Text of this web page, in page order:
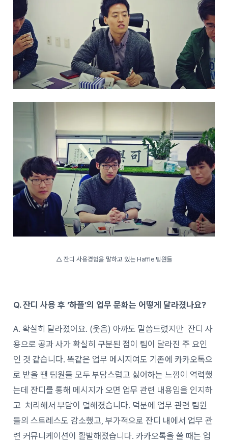
△ 잔디 사용경험을 말하고 있는 Haffle 팀원들
Q. 잔디 사용 후 ‘하플’의 업무 문화는 어떻게 달라졌나요?
A. 확실히 달라졌어요. (웃음) 아까도 말씀드렸지만 잔디 사
용으로 공과 사가 확실히 구분된 점이 팀이 달라진 주 요인
인 것 같습니다. 똑같은 업무 메시지여도 기존에 카카오톡으
로 받을 땐 팀원들 모두 부담스럽고 싫어하는 느낌이 역력했
는데 잔디를 통해 메시지가 오면 업무 관련 내용임을 인지하
고 처리해서 부담이 덜해졌습니다. 덕분에 업무 관련 팀원
들의 스트레스도 감소했고, 부가적으로 잔디 내에서 업무 관
련 커뮤니케이션이 활발해졌습니다. 카카오톡을 쓸 때는 업